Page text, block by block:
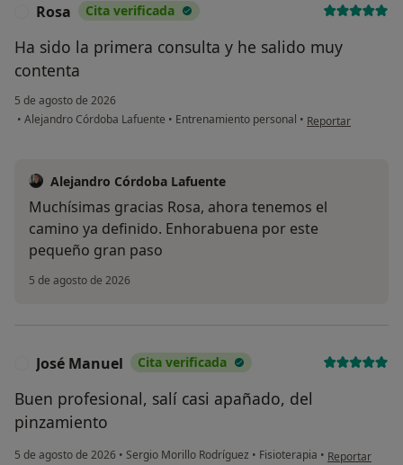
Rosa Cita verificada
Ha sido la primera consulta y he salido muy
contenta
5 de agosto de 2026
• Alejandro Córdoba Lafuente • Entrenamiento personal • en opinión del
Reportar
Alejandro Córdoba Lafuente
Muchísimas gracias Rosa, ahora tenemos el
camino ya definido. Enhorabuena por este
pequeño gran paso
5 de agosto de 2026
José Manuel Cita verificada
Buen profesional, salí casi apañado, del
pinzamiento
5 de agosto de 2026 • Sergio Morillo Rodríguez • Fisioterapia • en opinión del
Reportar